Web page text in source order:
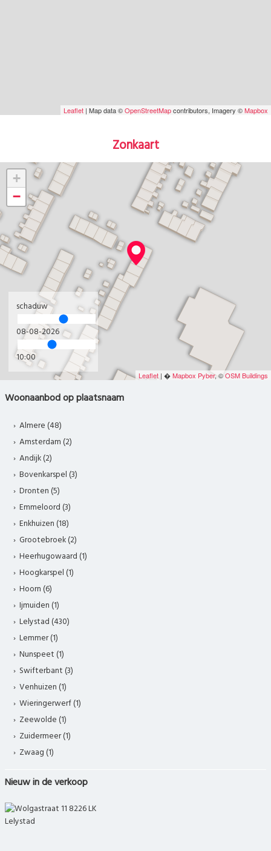
Leaflet | Map data ©OpenStreetMapcontributors, Imagery ©Mapbox
Zonkaart
+
−
Leaflet | �Mapbox Pyber, ©OSM Buildings
schaduw
08-08-2026
10:00
Woonaanbod op plaatsnaam
Almere (48)
Amsterdam (2)
Andijk (2)
Bovenkarspel (3)
Dronten (5)
Emmeloord (3)
Enkhuizen (18)
Grootebroek (2)
Heerhugowaard (1)
Hoogkarspel (1)
Hoorn (6)
Ijmuiden (1)
Lelystad (430)
Lemmer (1)
Nunspeet (1)
Swifterbant (3)
Venhuizen (1)
Wieringerwerf (1)
Zeewolde (1)
Zuidermeer (1)
Zwaag (1)
Nieuw in de verkoop